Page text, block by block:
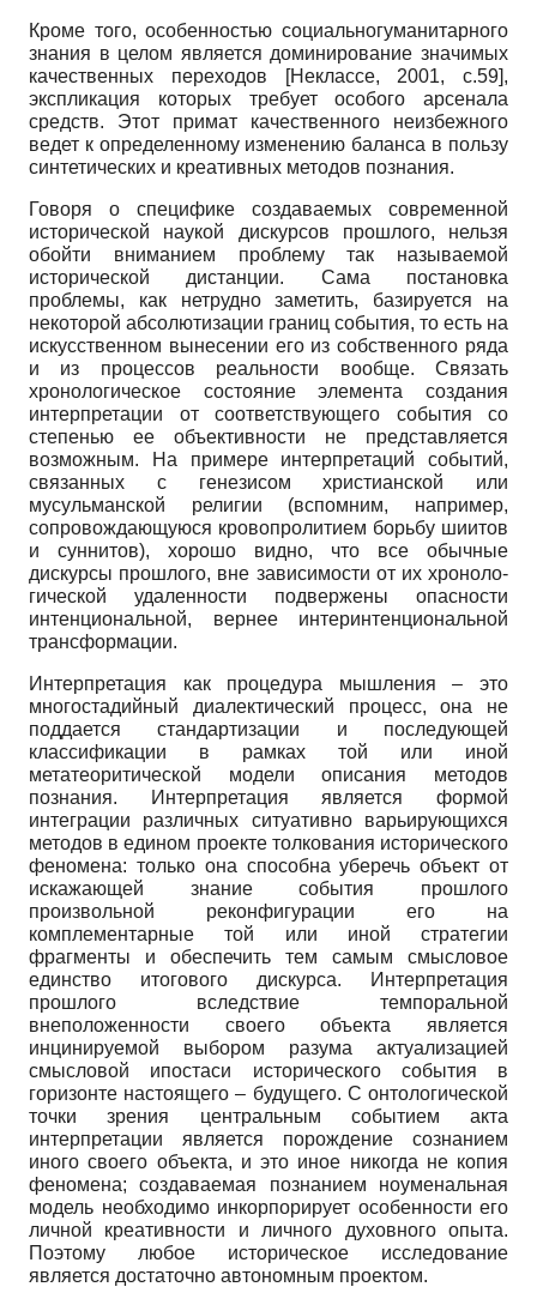
Кроме того, особенностью социально­гуманитарного
знания в целом является доминирование значимых
качественных переходов
[Неклассе, 2001, с.59],
экспликация которых требует особого арсенала
средств. Этот примат качественного неизбежного
ведет к определенному изменению баланса в пользу
синтетических и креативных методов познания.
Говоря о специфике создаваемых современной
исторической наукой дискур­сов прошлого, нельзя
обойти вниманием проблему так называемой
исторической дистанции. Сама постановка
проблемы, как нетрудно заметить, базируется на
неко­торой абсолютизации границ события, то есть на
искусственном вынесении его из собственного ряда
и из процессов реальности вообще. Связать
хронологическое со­стояние элемента создания
интерпретации от соответствующего события со
степе­нью ее объективности не представляется
возможным. На примере интерпретаций событий,
связанных с генезисом христианской или
мусульманской религии (вспом­ним, например,
сопровождающуюся кровопролитием борьбу шиитов
и суннитов), хорошо видно, что все обычные
дискурсы прошлого, вне зависимости от их хроноло­
гической удаленности подвержены опасности
интенциональной, вернее интерин­тенциональной
трансформации.
Интерпретация как процедура мышления – это
многостадийный диалектиче­ский процесс, она не
поддается стандартизации и последующей
классификации в рамках той или иной
метатеоритической модели описания методов
познания. Ин­терпретация является формой
интеграции различных ситуативно варьирующихся
методов в едином проекте толкования исторического
феномена: только она способна уберечь объект от
искажающей знание события прошлого
произвольной реконфигу­рации его на
комплементарные той или иной стратегии
фрагменты и обеспечить тем самым смысловое
единство итогового дискурса. Интерпретация
прошлого вследст­вие темпоральной
внеположенности своего объекта является
инцинируемой выбо­ром разума актуализацией
смысловой ипостаси исторического события в
горизонте настоящего – будущего. С онтологической
точки зрения центральным событием ак­та
интерпретации является порождение сознанием
иного своего объекта, и это иное никогда не копия
феномена; создаваемая познанием ноуменальная
модель необхо­димо инкорпорирует особенности его
личной креативности и личного духовного опыта.
Поэтому любое историческое исследование
является достаточно автономным проектом.